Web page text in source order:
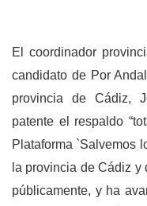
El coordinador
candidato de Por
provincia de Cádiz,
patente el respaldo
Plataforma `Salvemos
la provincia de Cádiz y
públicamente, y ha